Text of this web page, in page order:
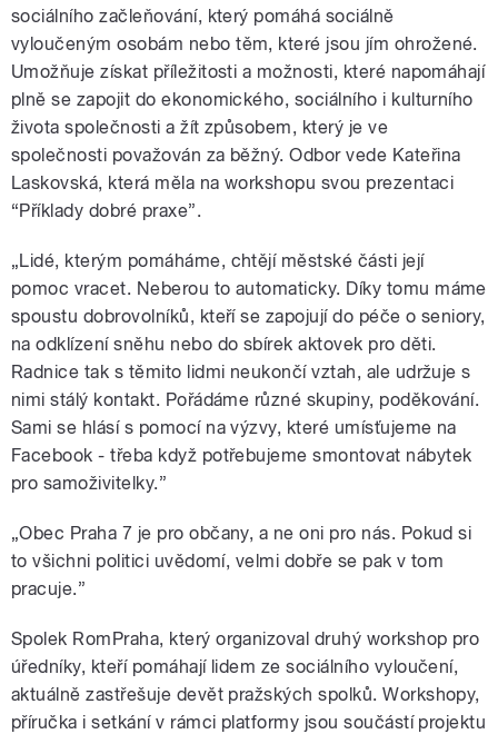
sociálního začleňování, který pomáhá sociálně
vyloučeným osobám nebo těm, které jsou jím ohrožené.
Umožňuje získat příležitosti a možnosti, které napomáhají
plně se zapojit do ekonomického, sociálního i kulturního
života společnosti a žít způsobem, který je ve
společnosti považován za běžný. Odbor vede Kateřina
Laskovská, která měla na workshopu svou prezentaci
“Příklady dobré praxe”.
„Lidé, kterým pomáháme, chtějí městské části její
pomoc vracet. Neberou to automaticky. Díky tomu máme
spoustu dobrovolníků, kteří se zapojují do péče o seniory,
na odklízení sněhu nebo do sbírek aktovek pro děti.
Radnice tak s těmito lidmi neukončí vztah, ale udržuje s
nimi stálý kontakt. Pořádáme různé skupiny, poděkování.
Sami se hlásí s pomocí na výzvy, které umísťujeme na
Facebook - třeba když potřebujeme smontovat nábytek
pro samoživitelky.”
„Obec Praha 7 je pro občany, a ne oni pro nás. Pokud si
to všichni politici uvědomí, velmi dobře se pak v tom
pracuje.”
Spolek RomPraha, který organizoval druhý workshop pro
úředníky, kteří pomáhají lidem ze sociálního vyloučení,
aktuálně zastřešuje devět pražských spolků. Workshopy,
příručka i setkání v rámci platformy jsou součástí projektu